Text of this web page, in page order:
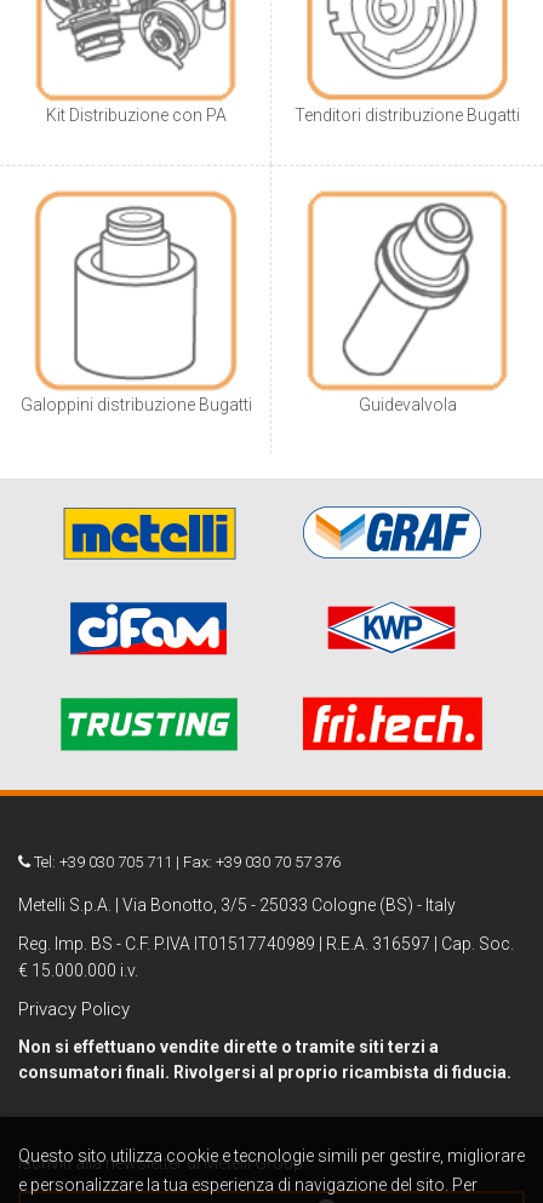
Kit Distribuzione con PA Tenditori distribuzione Bugatti
Galoppini distribuzione Bugatti Guidevalvola
Tel: +39 030 705 711 | Fax: +39 030 70 57 376
Metelli S.p.A. | Via Bonotto, 3/5 - 25033 Cologne (BS) - Italy
Reg. Imp. BS - C.F. P.IVA IT01517740989 | R.E.A. 316597 | Cap. Soc.
€ 15.000.000 i.v.
Privacy Policy
Non si effettuano vendite dirette o tramite siti terzi a
consumatori finali. Rivolgersi al proprio ricambista di fiducia.
Iscriviti alla newsletter di Metelli Group
Questo sito utilizza cookie e tecnologie simili per gestire, migliorare
e personalizzare la tua esperienza di navigazione del sito. Per